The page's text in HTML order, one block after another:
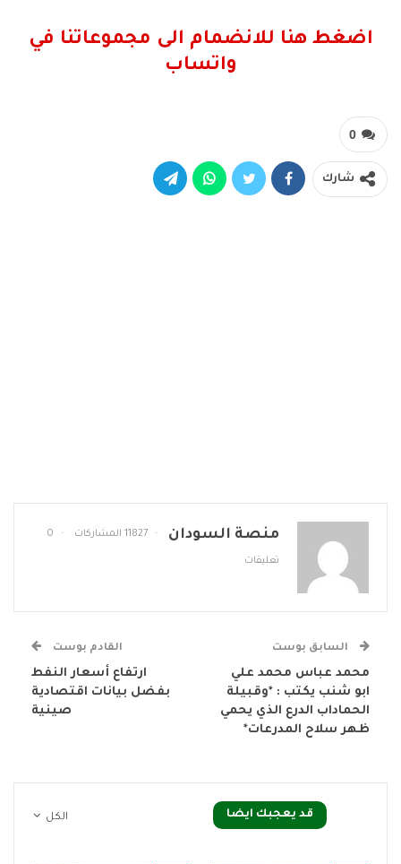
اضغط هنا للانضمام الى مجموعاتنا في
واتساب
0
شارك
منصة السودان 11827 المشاركات 0
تعليقات
السابق بوست
محمد عباس محمد علي
ابو شنب يكتب : *وقبيلة
الحماداب الدرع الذي يحمي
ظهر سلاح المدرعات*
القادم بوست
ارتفاع أسعار النفط
بفضل بيانات اقتصادية
صينية
الكل قد يعجبك ايضا